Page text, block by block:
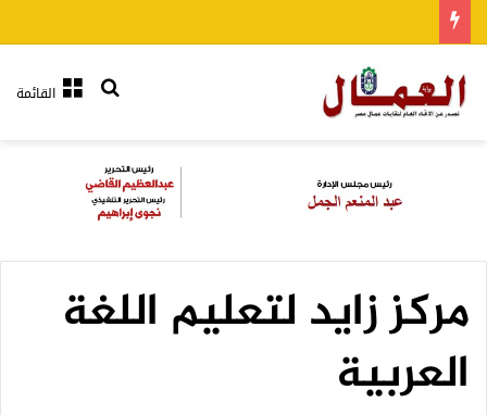
القائمةبحث عن
مركز زايد لتعليم اللغة
العربية